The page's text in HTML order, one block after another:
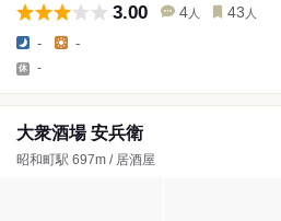
3.00 4 人 43 人
- -
-
大衆酒場 安兵衛
昭和町駅 697m / 居酒屋